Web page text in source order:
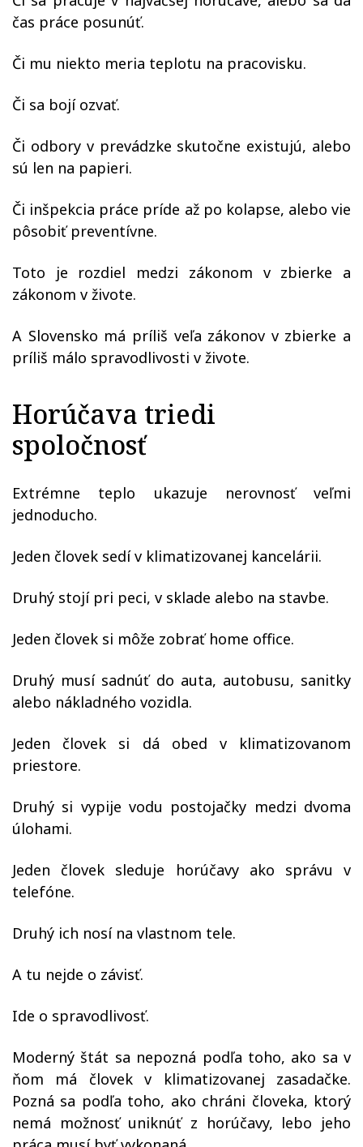
čas práce posunúť.
Či mu niekto meria teplotu na pracovisku.
Či sa bojí ozvať.
Či odbory v prevádzke skutočne existujú, alebo
sú len na papieri.
Či inšpekcia práce príde až po kolapse, alebo vie
pôsobiť preventívne.
Toto je rozdiel medzi zákonom v zbierke a
zákonom v živote.
A Slovensko má príliš veľa zákonov v zbierke a
príliš málo spravodlivosti v živote.
Horúčava triedi
spoločnosť
Extrémne teplo ukazuje nerovnosť veľmi
jednoducho.
Jeden človek sedí v klimatizovanej kancelárii.
Druhý stojí pri peci, v sklade alebo na stavbe.
Jeden človek si môže zobrať home office.
Druhý musí sadnúť do auta, autobusu, sanitky
alebo nákladného vozidla.
Jeden človek si dá obed v klimatizovanom
priestore.
Druhý si vypije vodu postojačky medzi dvoma
úlohami.
Jeden človek sleduje horúčavy ako správu v
telefóne.
Druhý ich nosí na vlastnom tele.
A tu nejde o závisť.
Ide o spravodlivosť.
Moderný štát sa nepozná podľa toho, ako sa v
ňom má človek v klimatizovanej zasadačke.
Pozná sa podľa toho, ako chráni človeka, ktorý
nemá možnosť uniknúť z horúčavy, lebo jeho